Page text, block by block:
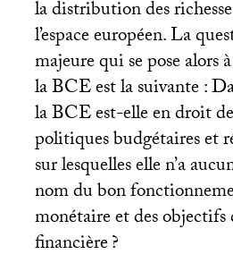
la distribution des
l’espace européen. La
majeure qui se pose alors
laBCEest la suivante :
laBCEest-elle en droit
politiques budgétaires et
sur lesquelles elle n’a
nom du bon
monétaire et des
financière?